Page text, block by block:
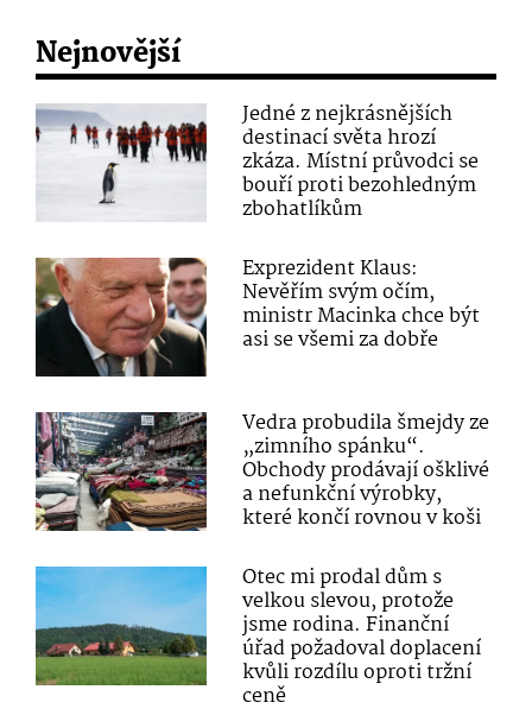
Nejnovější
Jedné z nejkrásnějších
destinací světa hrozí
zkáza. Místní průvodci se
bouří proti bezohledným
zbohatlíkům
Exprezident Klaus:
Nevěřím svým očím,
ministr Macinka chce být
asi se všemi za dobře
Vedra probudila šmejdy ze
„zimního spánku“.
Obchody prodávají ošklivé
a nefunkční výrobky,
které končí rovnou v koši
Otec mi prodal dům s
velkou slevou, protože
jsme rodina. Finanční
úřad požadoval doplacení
kvůli rozdílu oproti tržní
ceně